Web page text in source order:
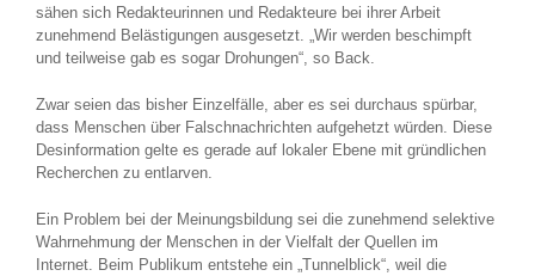
sähen sich Redakteurinnen und Redakteure bei ihrer Arbeit
zunehmend Belästigungen ausgesetzt. „Wir werden beschimpft
und teilweise gab es sogar Drohungen“, so Back.
Zwar seien das bisher Einzelfälle, aber es sei durchaus spürbar,
dass Menschen über Falschnachrichten aufgehetzt würden. Diese
Desinformation gelte es gerade auf lokaler Ebene mit gründlichen
Recherchen zu entlarven.
Ein Problem bei der Meinungsbildung sei die zunehmend selektive
Wahrnehmung der Menschen in der Vielfalt der Quellen im
Internet. Beim Publikum entstehe ein „Tunnelblick“, weil die